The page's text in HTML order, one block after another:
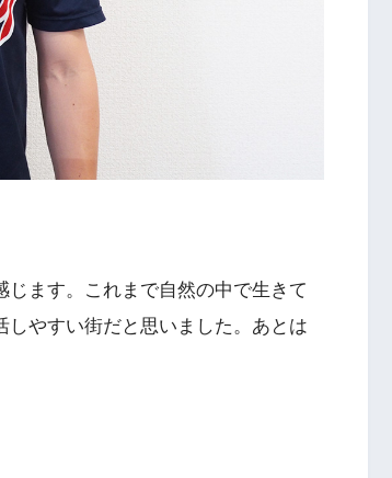
ます。これまで自然の中で生きて
やすい街だと思いました。あとは